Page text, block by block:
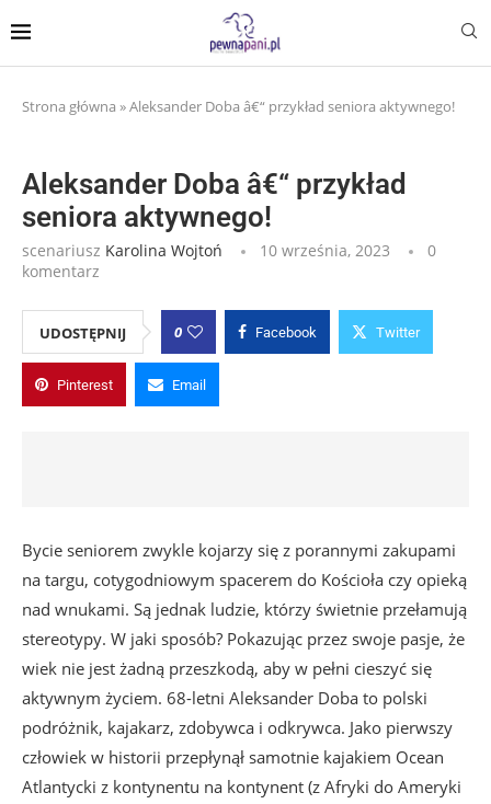
Strona główna »Aleksander Doba â€“ przykład seniora aktywnego!
Aleksander Doba â€“ przykład
seniora aktywnego!
scenariusz Karolina Wojtoń 10 września, 2023
0
komentarz
UDOSTĘPNIJ 0 Facebook Twitter
Pinterest Email
Bycie seniorem zwykle kojarzy się z porannymi zakupami
na targu, cotygodniowym spacerem do Kościoła czy opieką
nad wnukami. Są jednak ludzie, którzy świetnie przełamują
stereotypy. W jaki sposób? Pokazując przez swoje pasje, że
wiek nie jest żadną przeszkodą, aby w pełni cieszyć się
aktywnym życiem. 68-letni Aleksander Doba to polski
podróżnik, kajakarz, zdobywca i odkrywca. Jako pierwszy
człowiek w historii przepłynął samotnie kajakiem Ocean
Atlantycki z kontynentu na kontynent (z Afryki do Ameryki